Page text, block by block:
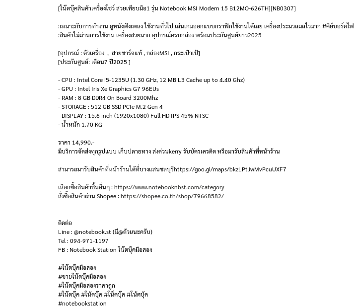
[โน๊ตบุ๊คสินค้าเครื่องโชว์ สวยเทียบมือ1 รุ่น Notebook MSI Modern 15 B12MO-626TH][NB0307]
:เหมาะกับการทำงาน ดูหนังฟังเพลง ใช้งานทั่วไป เล่นเกมออกแบบกราฟิกใช้งานได้เลย เครื่องประมวลผลไวมาก #คีย์บอร์ดไฟ
:สินค้าไม่ผ่านการใช้งาน เครื่องสวยมาก อุปกรณ์ครบกล่อง พร้อมประกันศูนย์ยาว2025
[อุปกรณ์ : ตัวเครื่อง , สายชาร์จแท้ , กล่องMSI , กระเป๋าเป้]
[ประกันศูนย์: เดือน7 ปี2025 ]
- CPU : Intel Core i5-1235U (1.30 GHz, 12 MB L3 Cache up to 4.40 Ghz)
- GPU : Intel Iris Xe Graphics G7 96EUs
- RAM : 8 GB DDR4 On Board 3200Mhz
- STORAGE : 512 GB SSD PCIe M.2 Gen 4
- DISPLAY : 15.6 inch (1920x1080) Full HD IPS 45% NTSC
- น้ำหนัก 1.70 KG
ราคา 14,990.-
มีบริการจัดส่งทุกรูปแบบ เก็บปลายทาง ส่งด่วนkerry รับบัตรเครดิต หรือมารับสินค้าที่หน้าร้าน
สามารถมารับสินค้าที่หน้าร้านได้ที่บางแสนชลบุรีhttps://goo.gl/maps/bkzLPtJwMvPcuUXF7
เลือกซื้อสินค้าชิ้นอื่นๆ :https://www.notebooknbst.com/category
สั่งซื้อสินค้าผ่าน Shopee :https://shopee.co.th/shop/79668582/
ติดต่อ
Line : @notebook.st (มี@ด้วยนะครับ)
Tel : 094-971-1197
FB : Notebook Station โน๊ตบุ๊คมือสอง
#โน๊ตบุ๊คมือสอง
#ขายโน๊ตบุ๊คมือสอง
#โน๊ตบุ๊คมือสองราคาถูก
#โน๊ตบุ๊ค #โน้ตบุ๊ค #โน็ตบุ๊ค #โน้ตบุ้ค
#notebookstation